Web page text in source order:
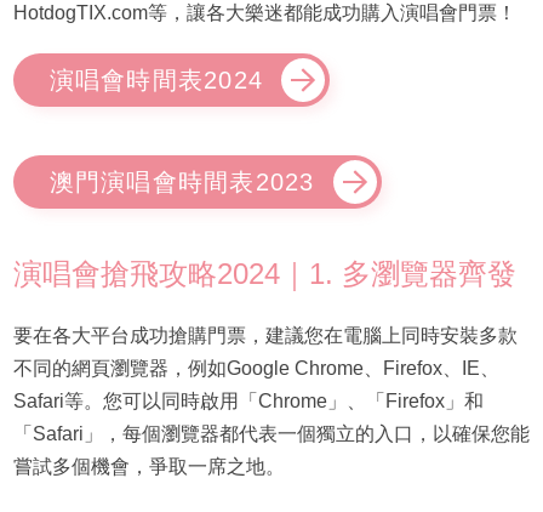
HotdogTIX.com等，讓各大樂迷都能成功購入演唱會門票！
演唱會時間表2024
澳門演唱會時間表2023
演唱會搶飛攻略2024｜1. 多瀏覽器齊發
要在各大平台成功搶購門票，建議您在電腦上同時安裝多款
不同的網頁瀏覽器，例如Google Chrome、Firefox、IE、
Safari等。您可以同時啟用「Chrome」、「Firefox」和
「Safari」，每個瀏覽器都代表一個獨立的入口，以確保您能
嘗試多個機會，爭取一席之地。